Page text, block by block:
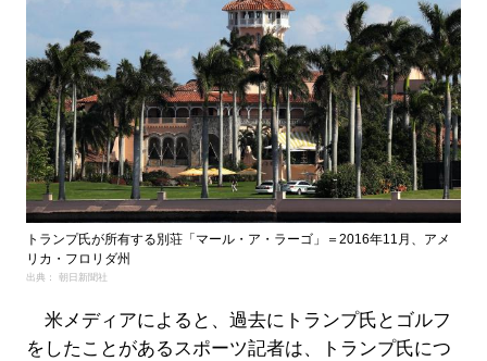
トランプ氏が所有する別荘「マール・ア・ラーゴ」＝2016年11月、アメ
リカ・フロリダ州
出典： 朝日新聞社
米メディアによると、過去にトランプ氏とゴルフ
をしたことがあるスポーツ記者は、トランプ氏につ